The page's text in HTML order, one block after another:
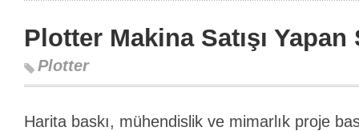
Plotter Makina Satışı
Plotter
Harita baskı, mühendislik ve mimarlık proje